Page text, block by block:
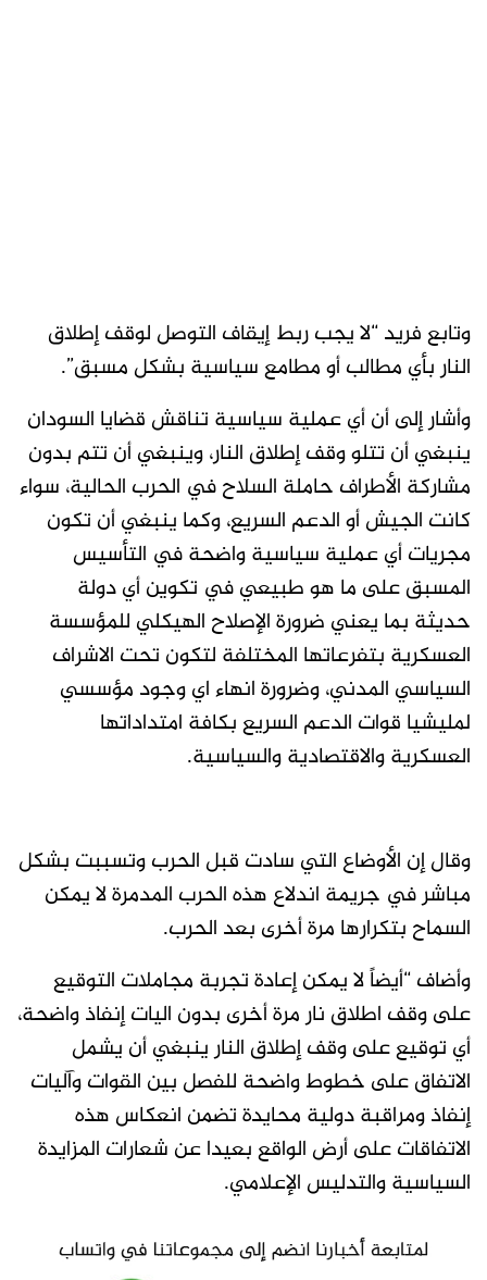
وتابع فريد “لا يجب ربط إيقاف التوصل لوقف إطلاق
النار بأي مطالب أو مطامع سياسية بشكل مسبق”.
وأشار إلى أن أي عملية سياسية تناقش قضايا السودان
ينبغي أن تتلو وقف إطلاق النار، وينبغي أن تتم بدون
مشاركة الأطراف حاملة السلاح في الحرب الحالية، سواء
كانت الجيش أو الدعم السريع، وكما ينبغي أن تكون
مجريات أي عملية سياسية واضحة في التأسيس
المسبق على ما هو طبيعي في تكوين أي دولة
حديثة بما يعني ضرورة الإصلاح الهيكلي للمؤسسة
العسكرية بتفرعاتها المختلفة لتكون تحت الاشراف
السياسي المدني، وضرورة انهاء اي وجود مؤسسي
لمليشيا قوات الدعم السريع بكافة امتداداتها
العسكرية والاقتصادية والسياسية.
وقال إن الأوضاع التي سادت قبل الحرب وتسببت بشكل
مباشر في جريمة اندلاع هذه الحرب المدمرة لا يمكن
السماح بتكرارها مرة أخرى بعد الحرب.
وأضاف “أيضاً لا يمكن إعادة تجربة مجاملات التوقيع
على وقف اطلاق نار مرة أخرى بدون اليات إنفاذ واضحة،
أي توقيع على وقف إطلاق النار ينبغي أن يشمل
الاتفاق على خطوط واضحة للفصل بين القوات وآليات
إنفاذ ومراقبة دولية محايدة تضمن انعكاس هذه
الاتفاقات على أرض الواقع بعيدا عن شعارات المزايدة
السياسية والتدليس الإعلامي.